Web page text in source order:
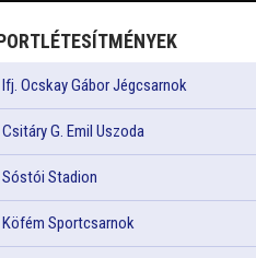
Ifj. Ocskay Gábor Jégcsarnok
Csitáry G. Emil Uszoda
Sóstói Stadion
Köfém Sportcsarnok